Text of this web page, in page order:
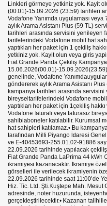
Linkleri görmeye yetkiniz yok. Kayit
(00:01)-15.09.2026 (23:59) tarihleri
Vodafone Yanımda uygulaması
aylık Arama Asistanı Plus (59 TL)
tarihleri arasında servisini yenileyen
tarifelerindeki Vodafone mobil hat
yaptıkları her paket için 1 çekiliş
yetkiniz yok. Kayit olun veya giris
Fiat Grande Panda Çekiliş Kampanya
15.06.2026(00.01)-
genelinde, Vodafone
göndererek aylık Arama Asistanı
kampanya tarihleri arasında servisini
bireyseltarifelerindeki Vodafone
yaptıkları her paket için 1çekiliş
Vodafone faturalı veya faturasız
sahibiaboneler katılabilir. Kurumsal
hat sahipleri katılamaz.• Bu
tarafından Milli Piyango İdaresi
ve E-40453693-255.01.02-91886
22.09.2026 tarihinde yapılacak
Fiat Grande Panda LaPrima 44 kWh
ikramiyesi kazanacaktır. İkramiye
görselleri ile verilecek ikramiyenin
22.09.2026 tarihinde saat 11:00’de
Hiz. Tic. Ltd. Şti.Kuştepe Mah. Mesut
adresinde, noter huzurunda,
gerçekleştirilecektir.• Kazanan